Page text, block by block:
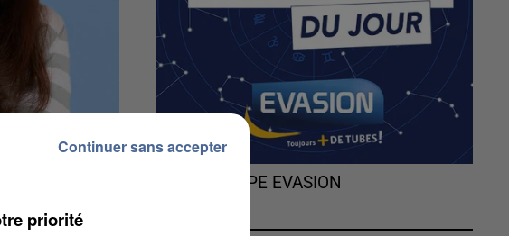
L'HOROSCOPE EVASION
priorité
Continuer sans accepter